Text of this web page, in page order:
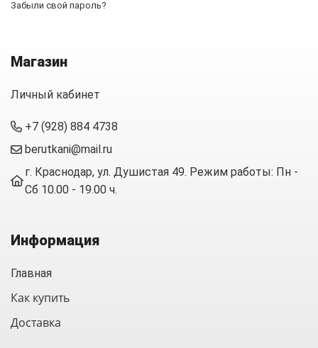
Забыли свой пароль?
Магазин
Личный кабинет
+7 (928) 884 4738
berutkani@mail.ru
г. Краснодар, ул. Душистая 49. Режим работы: Пн -
Сб 10.00 - 19.00 ч.
Информация
Главная
Как купить
Доставка